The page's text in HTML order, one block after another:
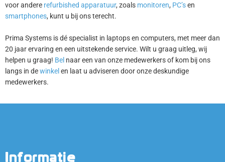
voor andere refurbished apparatuur, zoals monitoren, PC’sen
smartphones, kunt u bij ons terecht.
Prima Systems is dé specialist in laptops en computers, met meer dan
20 jaar ervaring en een uitstekende service. Wilt u graag uitleg, wij
helpen u graag! Bel naar een van onze medewerkers of kom bij ons
langs in dewinkel en laat u adviseren door onze deskundige
medewerkers.
Informatie